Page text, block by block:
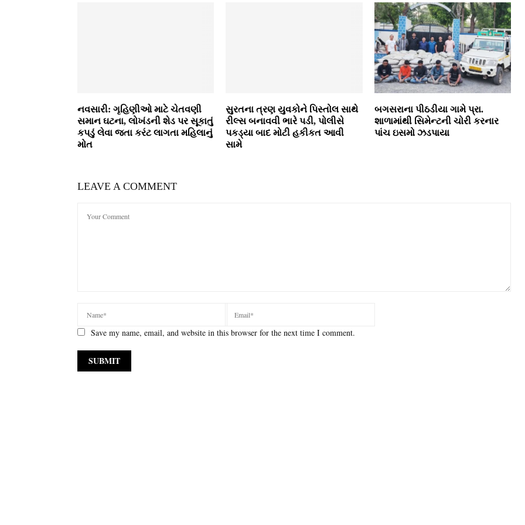
નવસારી: ગૃહિણીઓ માટે ચેતવણી
સમાન ઘટના, લોખંડની શેડ પર સૂકાતું
કપડું લેવા જતા કરંટ લાગતા મહિલાનું
મોત
સુરતના ત્રણ યુવકોને પિસ્તોલ સાથે
રીલ્સ બનાવવી ભારે પડી, પોલીસે
પકડ્યા બાદ મોટી હકીકત આવી
સામે
બગસરાના પીઠડીયા ગામે પ્રા.
શાળામાંથી સિમેન્ટની ચોરી કરનાર
પાંચ ઇસમો ઝડપાયા
LEAVE A COMMENT
Save my name, email, and website in this browser for the next time I comment.